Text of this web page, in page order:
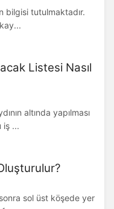
bilgisi tutulmaktadır.
Listesi Nasıl
altında yapılması
iş ...
sol üst köşede yer